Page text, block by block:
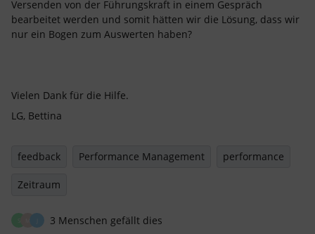
Versenden von der Führungskraft in einem Gespräch
bearbeitet werden und somit hätten wir die Lösung, dass wir
nur ein Bogen zum Auswerten haben?
Vielen Dank für die Hilfe.
LG, Bettina
feedback Performance Management performance
Zeitraum
3 Menschen gefällt dies